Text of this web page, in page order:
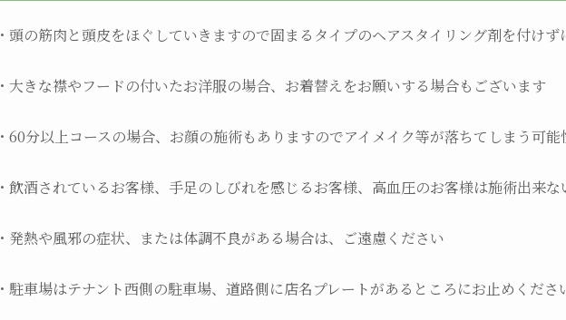
・頭の筋肉と頭皮をほぐしていきますので固まるタイプのヘアスタイリング剤を付け
・大きな襟やフードの付いたお洋服の場合、お着替えをお願いする場合もございます
・60分以上コースの場合、お顔の施術もありますのでアイメイク等が落ちてしまう可
・飲酒されているお客様、手足のしびれを感じるお客様、高血圧のお客様は施術出来
・発熱や風邪の症状、または体調不良がある場合は、ご遠慮ください
・駐車場はテナント西側の駐車場、道路側に店名プレートがあるところにお止めくださ